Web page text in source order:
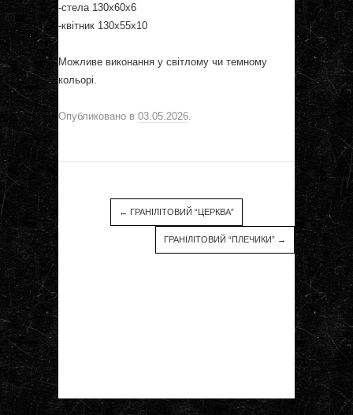
-стела 130х60х6
-квітник 130х55х10
Можливе виконання у світлому чи темному
кольорі.
Опубликовано в 03.05.2026
← ГРАНІЛІТОВИЙ “ЦЕРКВА”
ГРАНІЛІТОВИЙ “ПЛЕЧИКИ” →